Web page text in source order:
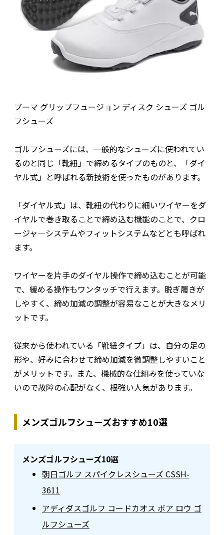
プーマ グリップフュージョン ディスク シューズ ゴル
フシューズ
ゴルフシューズには、一般的なシューズに使われてい
るのと同じ「靴紐」で締めるタイプのものと、「ダイ
ヤル式」と呼ばれる新技術を使ったものがあります。
「ダイヤル式」は、靴紐の代わりに細いワイヤーをダ
イヤルで巻き取ることで締め込む機能のことで、クロ
ージャ―システムやフィットシステムなどとも呼ばれ
ます。
ワイヤーを片手のダイヤル操作で締め込むことが可能
で、緩める操作もワンタッチで行えます。脱ぎ履きが
しやすく、締め加減の調整が容易なことが大きなメリ
ットです。
従来から使われている「靴紐タイプ」は、自分の足の
形や、好みに合わせて締め加減を微調整しやすいこと
がメリットです。また、機械的な仕組みを使っていな
いので故障の心配がなく、根強い人気があります。
メンズゴルフシューズおすすめ10選
メンズゴルフシューズ10選
朝日ゴルフ スパイクレスシューズ CSSH-
3611
アディダスゴルフ コードカオス ボア ロウ ゴ
ルフシューズ